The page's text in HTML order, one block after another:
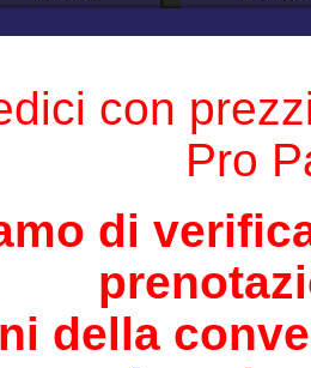
con
Pro
di
della